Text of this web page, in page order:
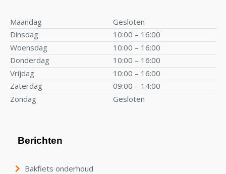
Maandag
Gesloten
Dinsdag
10:00 – 16:00
Woensdag
10:00 – 16:00
Donderdag
10:00 – 16:00
Vrijdag
10:00 – 16:00
Zaterdag
09:00 – 14:00
Zondag
Gesloten
Berichten
Bakfiets onderhoud